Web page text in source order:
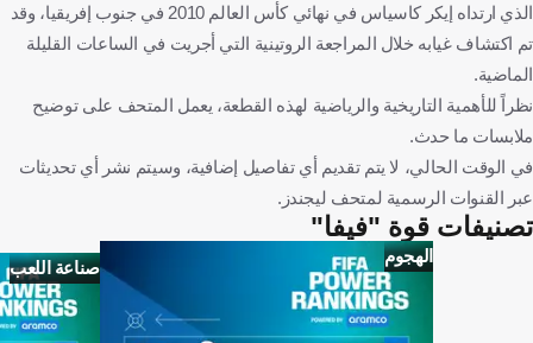
الذي ارتداه إيكر كاسياس في نهائي كأس العالم 2010 في جنوب إفريقيا، وقد
تم اكتشاف غيابه خلال المراجعة الروتينية التي أجريت في الساعات القليلة
الماضية.
نظراً للأهمية التاريخية والرياضية لهذه القطعة، يعمل المتحف على توضيح
ملابسات ما حدث.
في الوقت الحالي، لا يتم تقديم أي تفاصيل إضافية، وسيتم نشر أي تحديثات
عبر القنوات الرسمية لمتحف ليجندز.
تصنيفات قوة "فيفا"
الهجوم
صناعة اللعب